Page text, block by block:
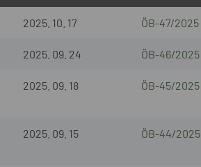
2025. 10. 17 ÖB-47/2025
2025. 09. 24 ÖB-46/2025
2025. 09. 18 ÖB-45/2025
2025. 09. 15 ÖB-44/2025